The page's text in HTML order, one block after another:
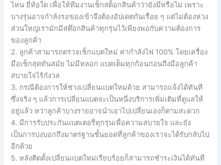
ไหน ยี่ห้อใด เพื่อให้ทีมงานเช็กสต็อกสินค้าว่ายังมีหรือไม่ เพราะ
บางรุ่นอาจกำลังรอของเข้าจึงต้องอัปเดตกันเรื่อย ๆ แต่ไม่ต้องห่วง
ส่วนใหญ่เรามักมีสต๊อกสินค้าทุกรุ่นไว้เพียงพอกับความต้องการ
ของลูกค้า
2. ลูกค้าสามารถตรวจเช็กแบตใหม่ ค่ากำลังไฟ 100% โดยเครื่อง
มือเช็กสุดทันสมัย ไม่มีหลอก แบตเต็มทุกก้อนก่อนถึงมือลูกค้า
สบายใจไร้กังวล
3. กรณีต้องการให้ช่างเปลี่ยนแบตใหม่ด้วย สามารถแจ้งได้ทันที
ซึ่งจริง ๆ แล้วการเปลี่ยนแบตจะเป็นหนี่งบริการเพิ่มเติมที่ดูแลให้
อยู่แล้ว ทว่าลูกค้าบางรายอาจนำเอาไปเปลี่ยนเองก็ตามสะดวก
4. มีการรับประกันแบตเตอรี่ทุกรุ่นเพื่อความสบายใจ และยัง
เป็นการบ่งบอกถึงมาตรฐานชั้นยอดที่ลูกค้าของเราจะได้รับกลับไป
อีกด้วย
5. หลังติดตั้งเปลี่ยนแบตใหม่เรียบร้อยก็สามารถชำระเงินได้ทันที